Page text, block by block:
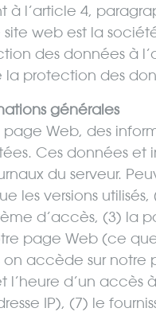
à l’article 4,
web est la
des données à
protection des
générales
Web, des
Ces données et
du serveur.
les versions utilisés,
d’accès, (3) la
page Web (ce
on accède sur notre
l’heure d’un accès
IP), (7) le